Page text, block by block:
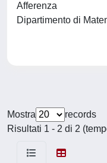
Afferenza
Dipartimento di
Mostra
records
Risultati 1 - 2 di 2